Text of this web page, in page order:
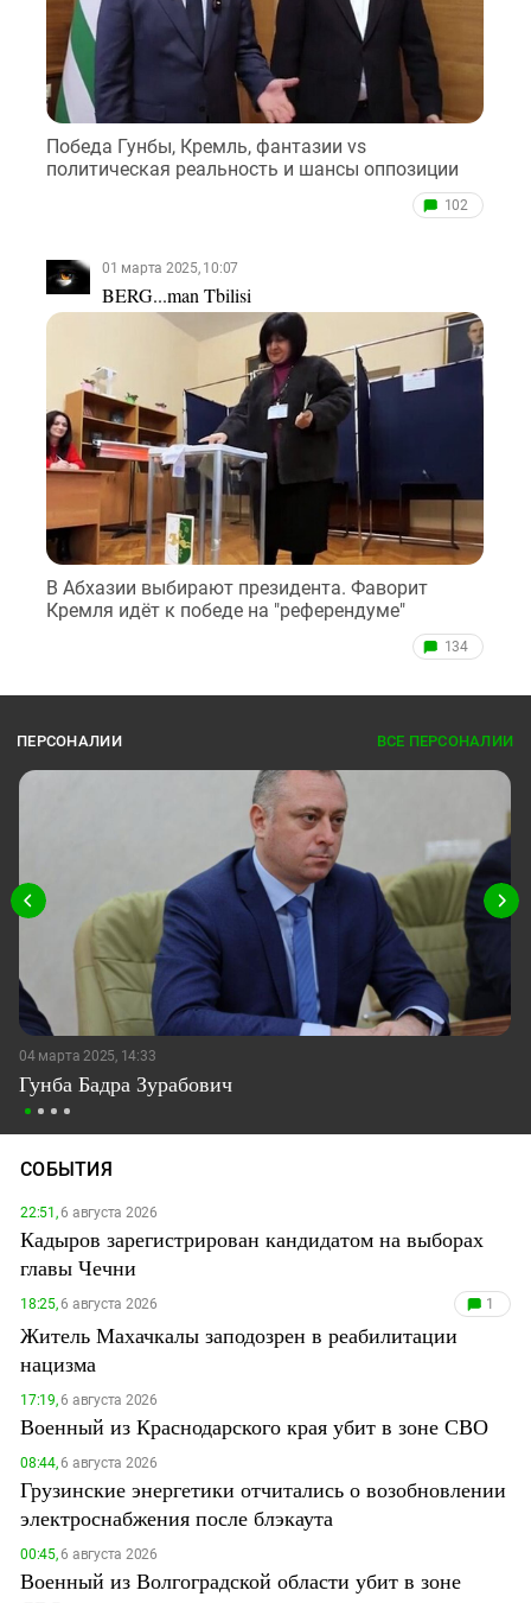
Победа Гунбы, Кремль, фантазии vs
политическая реальность и шансы оппозиции
102
01 марта 2025, 10:07
BERG...man Tbilisi
В Абхазии выбирают президента. Фаворит
Кремля идёт к победе на "референдуме"
134
ПЕРСОНАЛИИ ВСЕ ПЕРСОНАЛИИ
04 марта 2025, 14:33
Гунба Бадра Зурабович
СОБЫТИЯ
22:51,6 августа 2026
Кадыров зарегистрирован кандидатом на выборах
главы Чечни
18:25,6 августа 2026 1
Житель Махачкалы заподозрен в реабилитации
нацизма
17:19,6 августа 2026
Военный из Краснодарского края убит в зоне СВО
08:44,6 августа 2026
Грузинские энергетики отчитались о возобновлении
электроснабжения после блэкаута
00:45,6 августа 2026
Военный из Волгоградской области убит в зоне